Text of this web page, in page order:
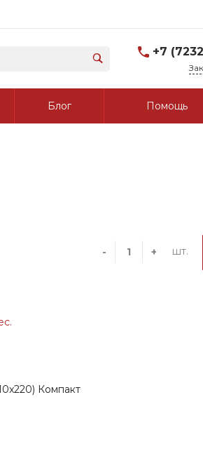
+7
г. Усть-
Блог Помощь
- + шт.
Компакт